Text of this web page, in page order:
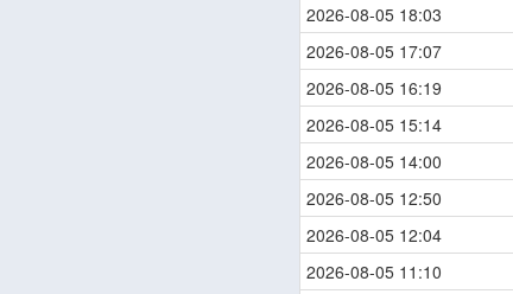
2026-08-05 18:03
2026-08-05 17:07
2026-08-05 16:19
2026-08-05 15:14
2026-08-05 14:00
2026-08-05 12:50
2026-08-05 12:04
2026-08-05 11:10